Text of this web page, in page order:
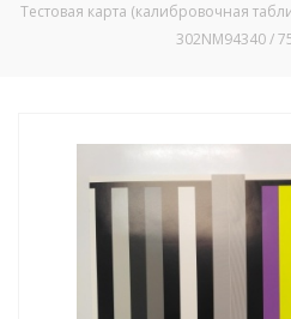
Тестовая карта (калибровочная
302NM94340 /